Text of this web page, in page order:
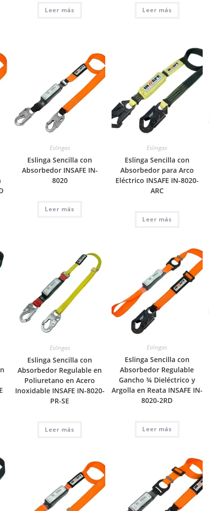
Leer más Leer más
Eslingas
Eslinga Sencilla con
Absorbedor INSAFE IN-
8020
Leer más
Eslingas
Eslinga Sencilla con
Absorbedor para Arco
Eléctrico INSAFE IN-8020-
ARC
Leer más
Eslingas
Eslinga Sencilla con
Absorbedor Regulable en
Poliuretano en Acero
Inoxidable INSAFE IN-8020-
PR-SE
Leer más
Eslingas
Eslinga Sencilla con
Absorbedor Regulable
Gancho ¾ Dieléctrico y
Argolla en Reata INSAFE IN-
8020-2RD
Leer más